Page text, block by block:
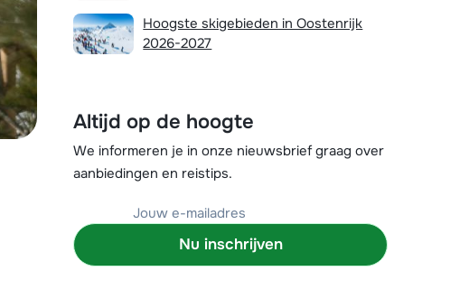
Plan een terugbelverzoek
We zijn er vandaag om 10:00 uur.
Bel ons via 03 3037838
Hoogste skigebieden in Oostenrijk
2026-2027
Altijd op de hoogte
We informeren je in onze nieuwsbrief graag over
aanbiedingen en reistips.
Nu inschrijven